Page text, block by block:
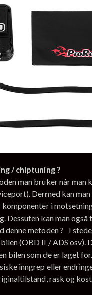
/ chiptuning ?
man bruker når
Dermed kan
komponenter i
Dessuten kan man
denne metoden ? I
(OBD II / ADS osv).
bilen som de er laget for.
inngrep eller
rask og